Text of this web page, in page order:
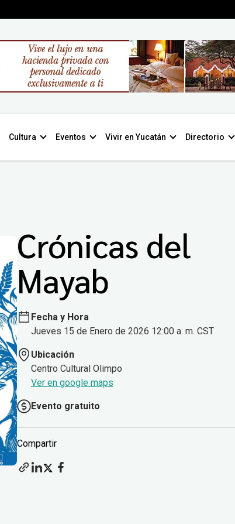
Cultura Eventos Vivir en Yucatán Directorio
Crónicas del
Mayab
Fecha y Hora
Jueves 15 de Enero de 2026 12:00 a. m. CST
Ubicación
Centro Cultural Olimpo
Ver en google maps
Evento gratuito
Compartir